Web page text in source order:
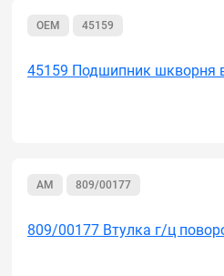
OEM 45159
45159 Подшипник шкворня
AM 809/00177
809/00177 Втулка г/ц